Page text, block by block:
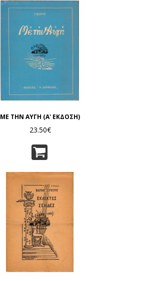
ΜΕ ΤΗΝ ΑΥΓΗ (Α' ΕΚΔΟΣΗ)
23.50€